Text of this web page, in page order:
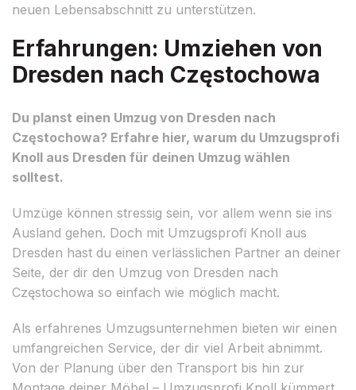
neuen Lebensabschnitt zu unterstützen.
Erfahrungen: Umziehen von
Dresden nach Częstochowa
Du planst einen Umzug von Dresden nach
Częstochowa? Erfahre hier, warum du Umzugsprofi
Knoll aus Dresden für deinen Umzug wählen
solltest.
Umzüge können stressig sein, vor allem wenn sie ins
Ausland gehen. Doch mit Umzugsprofi Knoll aus
Dresden hast du einen verlässlichen Partner an deiner
Seite, der dir den Umzug von Dresden nach
Częstochowa so einfach wie möglich macht.
Als erfahrenes Umzugsunternehmen bieten wir einen
umfangreichen Service, der dir viel Arbeit abnimmt.
Von der Planung über den Transport bis hin zur